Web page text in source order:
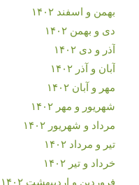
بهمن و اسفند ۱۴۰۲
دی و بهمن ۱۴۰۲
آذر و دی ۱۴۰۲
آبان و آذر ۱۴۰۲
مهر و آبان ۱۴۰۲
شهریور و مهر ۱۴۰۲
مرداد و شهریور ۱۴۰۲
تیر و مرداد ۱۴۰۲
خرداد و تیر ۱۴۰۲
فروردین و اردیبهشت ۱۴۰۲